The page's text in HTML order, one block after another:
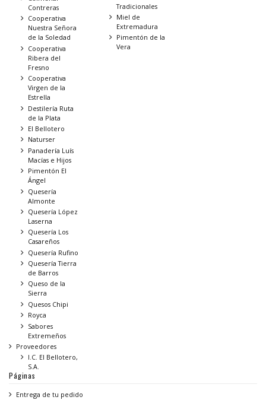
Contreras
Cooperativa
Nuestra Señora
de la Soledad
Cooperativa
Ribera del
Fresno
Cooperativa
Virgen de la
Estrella
Destilería Ruta
de la Plata
El Bellotero
Naturser
Panadería Luís
Macías e Hijos
Pimentón El
Ángel
Quesería
Almonte
Quesería López
Laserna
Quesería Los
Casareños
Quesería Rufino
Quesería Tierra
de Barros
Queso de la
Sierra
Quesos Chipi
Royca
Sabores
Extremeños
Proveedores
I.C. El Bellotero,
S.A.
Tradicionales
Miel de
Extremadura
Pimentón de la
Vera
Páginas
Entrega de tu pedido